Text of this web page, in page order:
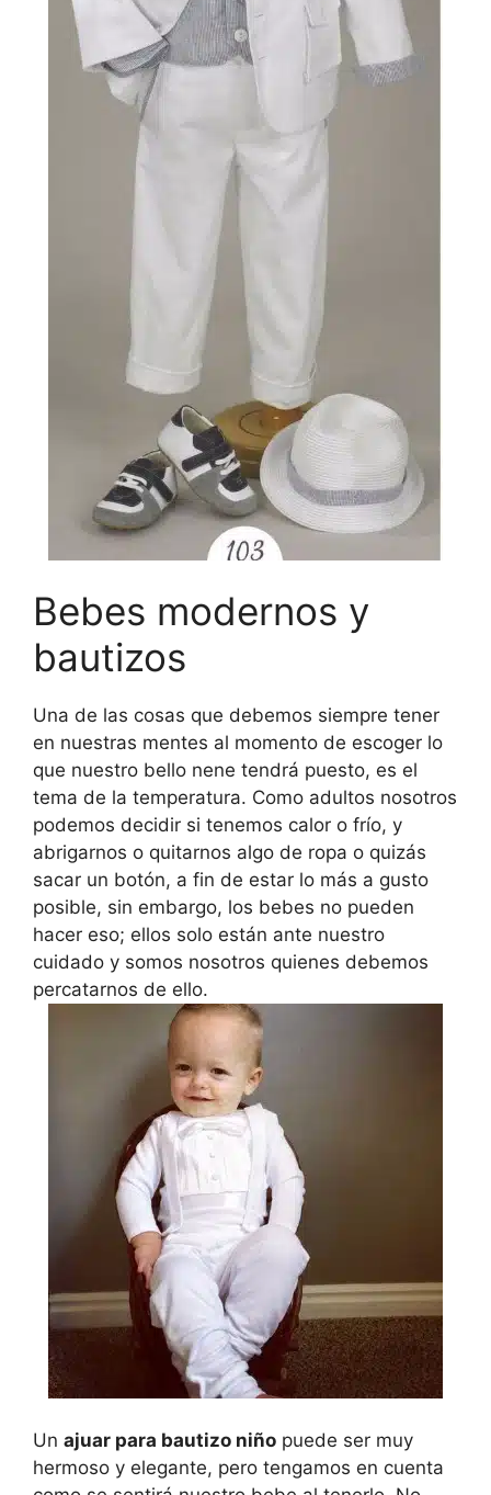
Bebes modernos y
bautizos
Una de las cosas que debemos siempre tener
en nuestras mentes al momento de escoger lo
que nuestro bello nene tendrá puesto, es el
tema de la temperatura. Como adultos nosotros
podemos decidir si tenemos calor o frío, y
abrigarnos o quitarnos algo de ropa o quizás
sacar un botón, a fin de estar lo más a gusto
posible, sin embargo, los bebes no pueden
hacer eso; ellos solo están ante nuestro
cuidado y somos nosotros quienes debemos
percatarnos de ello.
Un ajuar para bautizo niño puede ser muy
hermoso y elegante, pero tengamos en cuenta